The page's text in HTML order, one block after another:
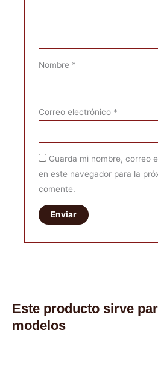
Nombre *
Correo electrónico *
Guarda mi nombre, correo
en este navegador para la
comente.
Este producto sirve
modelos